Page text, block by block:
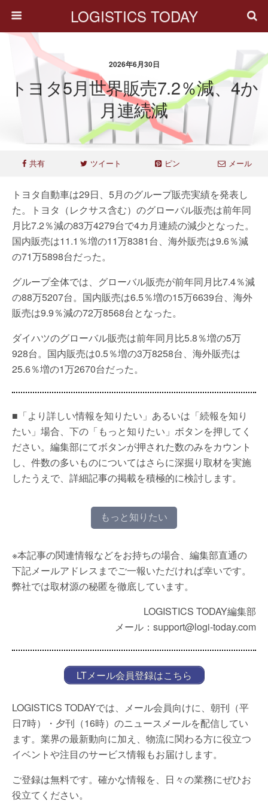
LOGISTICS TODAY
2026年6月30日
トヨタ5月世界販売7.2％減、4か
月連続減
共有 ツイート ピン メール
トヨタ自動車は29日、5月のグループ販売実績を発表し
た。トヨタ（レクサス含む）のグローバル販売は前年同
月比7.2％減の83万4279台で4カ月連続の減少となった。
国内販売は11.1％増の11万8381台、海外販売は9.6％減
の71万5898台だった。
グループ全体では、グローバル販売が前年同月比7.4％減
の88万5207台。国内販売は6.5％増の15万6639台、海外
販売は9.9％減の72万8568台となった。
ダイハツのグローバル販売は前年同月比5.8％増の5万
928台。国内販売は0.5％増の3万8258台、海外販売は
25.6％増の1万2670台だった。
■「より詳しい情報を知りたい」あるいは「続報を知り
たい」場合、下の「もっと知りたい」ボタンを押してく
ださい。編集部にてボタンが押された数のみをカウント
し、件数の多いものについてはさらに深掘り取材を実施
したうえで、詳細記事の掲載を積極的に検討します。
もっと知りたい
※本記事の関連情報などをお持ちの場合、編集部直通の
下記メールアドレスまでご一報いただければ幸いです。
弊社では取材源の秘匿を徹底しています。
LOGISTICS TODAY編集部
メール：support@logi-today.com
LTメール会員登録はこちら
LOGISTICS TODAYでは、メール会員向けに、朝刊（平
日7時）・夕刊（16時）のニュースメールを配信してい
ます。業界の最新動向に加え、物流に関わる方に役立つ
イベントや注目のサービス情報もお届けします。
ご登録は無料です。確かな情報を、日々の業務にぜひお
役立てください。